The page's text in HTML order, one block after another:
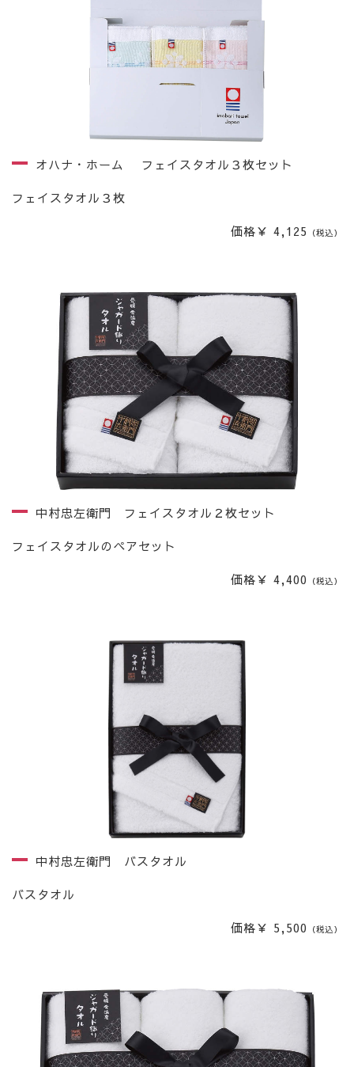
オハナ・ホーム フェイスタオル３枚セット
フェイスタオル３枚
価格￥ 4,125 （税込）
中村忠左衛門 フェイスタオル２枚セット
フェイスタオルのペアセット
価格￥ 4,400 （税込）
中村忠左衛門 バスタオル
バスタオル
価格￥ 5,500 （税込）